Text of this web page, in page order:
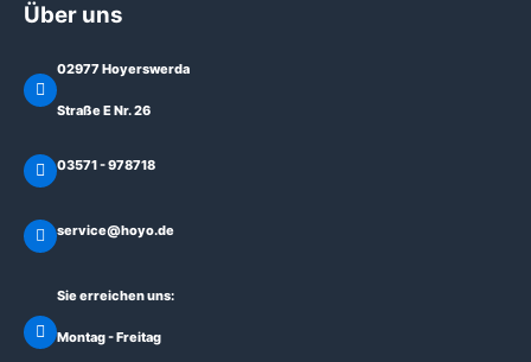
Über uns
02977 Hoyerswerda
Straße E Nr. 26
03571 - 978718
service@hoyo.de
Sie erreichen uns:
Montag - Freitag